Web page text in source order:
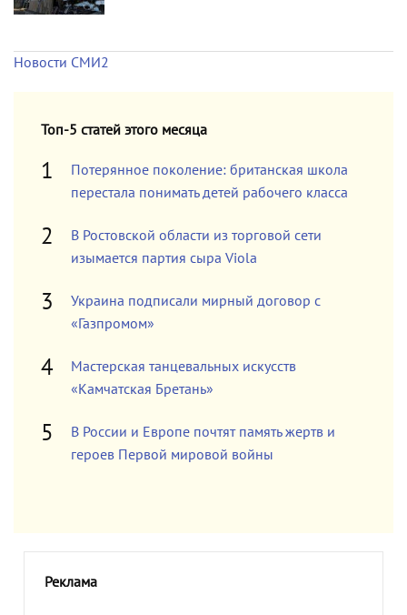
Новости СМИ2
Топ-5 статей этого месяца
Потерянное поколение: британская школа
перестала понимать детей рабочего класса
В Ростовской области из торговой сети
изымается партия сыра Viola
Украина подписали мирный договор с
«Газпромом»
Мастерская танцевальных искусств
«Камчатская Бретань»
В России и Европе почтят память жертв и
героев Первой мировой войны
Реклама